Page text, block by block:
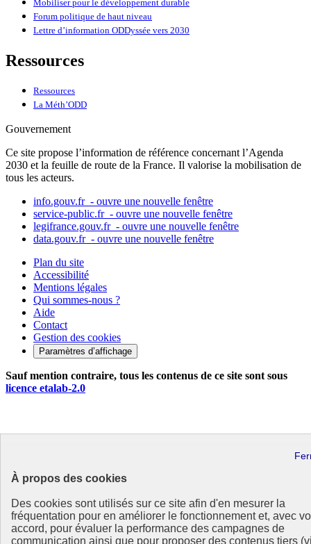
À propos des cookies
Des cookies sont utilisés sur ce site afin d'en mesurer la
fréquentation pour en améliorer le fonctionnement et, avec
accord, pour évaluer la performance des campagnes de
communication ainsi que pour proposer des contenus tiers
Mobiliser pour le développement durable
Forum politique de haut niveau
Lettre d’information ODDyssée vers 2030
Ressources
Ressources
La Méth’ODD
Gouvernement
Ce site propose l’information de référence concernant l’Agenda
2030 et la feuille de route de la France. Il valorise la mobilisation de
tous les acteurs.
info.gouv.fr - ouvre une nouvelle fenêtre
service-public.fr - ouvre une nouvelle fenêtre
legifrance.gouv.fr - ouvre une nouvelle fenêtre
data.gouv.fr - ouvre une nouvelle fenêtre
Plan du site
Accessibilité
Mentions légales
Qui sommes-nous ?
Aide
Contact
Gestion des cookies
Paramètres d’affichage
Sauf mention contraire, tous les contenus de ce site sont sous
licence etalab-2.0